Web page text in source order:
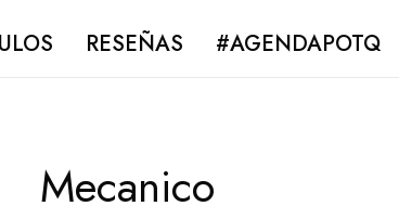
RESEÑAS #AGENDAPOTQ
Mecanico